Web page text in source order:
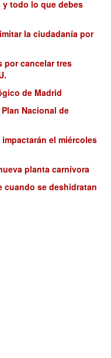
todo lo que debes
la ciudadanía por
por cancelar tres
de Madrid
Nacional de
el miércoles
planta carnívora
cuando se deshidratan